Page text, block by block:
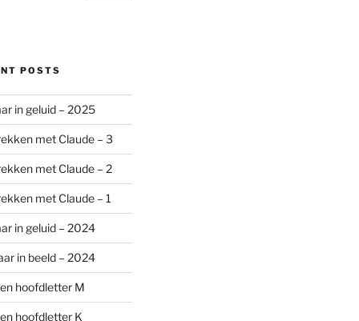
POSTS
in geluid – 2025
met Claude – 3
met Claude – 2
met Claude – 1
in geluid – 2024
in beeld – 2024
hoofdletter M
hoofdletter K